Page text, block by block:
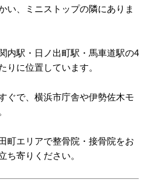
い、ミニストップの隣にありま
内駅・日ノ出町駅・馬車道駅の4
りに位置しています。
ぐで、横浜市庁舎や伊勢佐木モ
町エリアで整骨院・接骨院をお
ち寄りください。